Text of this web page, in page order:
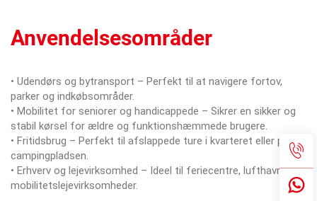
Anvendelsesområder
• Udendørs og bytransport – Perfekt til at navigere fortov,
parker og indkøbsområder.
• Mobilitet for seniorer og handicappede – Sikrer en sikker og
stabil kørsel for ældre og funktionshæmmede brugere.
• Fritidsbrug – Perfekt til afslappede ture i kvarteret eller på
campingpladsen.
• Erhverv og lejevirksomhed – Ideel til feriecentre, lufthavne og
mobilitetslejevirksomheder.